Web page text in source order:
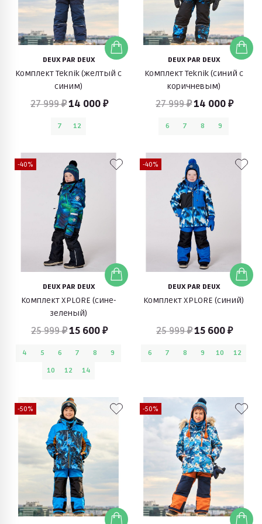
DEUX PAR DEUX
Комплект Teknik (желтый с
синим)
27 999 ₽14 000 ₽
7 12
DEUX PAR DEUX
Комплект Teknik (синий с
коричневым)
27 999 ₽14 000 ₽
6 7 8 9
-40%
DEUX PAR DEUX
Комплект XPLORE (сине-
зеленый)
25 999 ₽15 600 ₽
4 5 6 7 8
9
10
12 14
-40%
DEUX PAR DEUX
Комплект XPLORE (синий)
25 999 ₽15 600 ₽
6 7 8 9 10 12
-50% -50%